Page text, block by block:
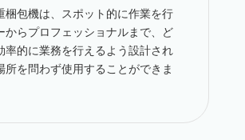
梱包機は、スポット的に作業を行
からプロフェッショナルまで、ど
率的に業務を行えるよう設計され
所を問わず使用することができま